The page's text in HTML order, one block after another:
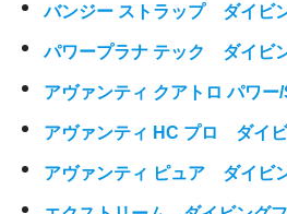
バンジー ストラップ ダイビ
パワープラナ テック ダイビ
アヴァンティ クアトロ パワ
アヴァンティ HC プロ ダイ
アヴァンティ ピュア ダイビ